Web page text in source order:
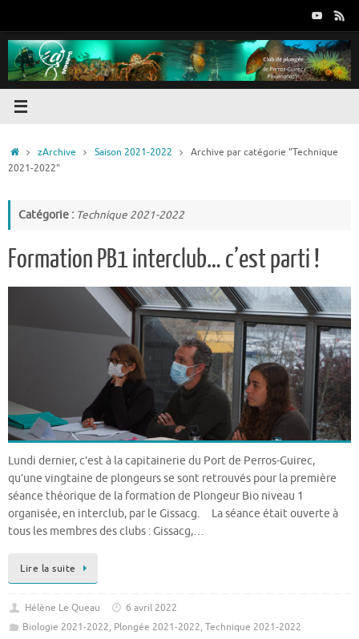
contenu
Accueil
zArchive Saison 2021-2022
Archive par catégorie "Technique
2021-2022"
Catégorie : Technique 2021-2022
Formation PB1 interclub… c’est parti !
Lundi dernier, c’est à la capitainerie du Port de Perros-Guirec,
qu’une vingtaine de plongeurs se sont retrouvés pour la première
séance théorique de la formation de Plongeur Bio niveau 1
organisée, en interclub, par le Gissacg. La séance était ouverte à
tous les membres des clubs : Gissacg,…
Lire la suite
Hélène Le Queau
6 avril 2022
Biologie 2021-2022, Plongée 2021-2022, Technique 2021-2022